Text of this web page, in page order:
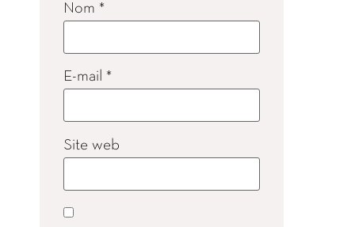
Nom*
E-mail*
Site web